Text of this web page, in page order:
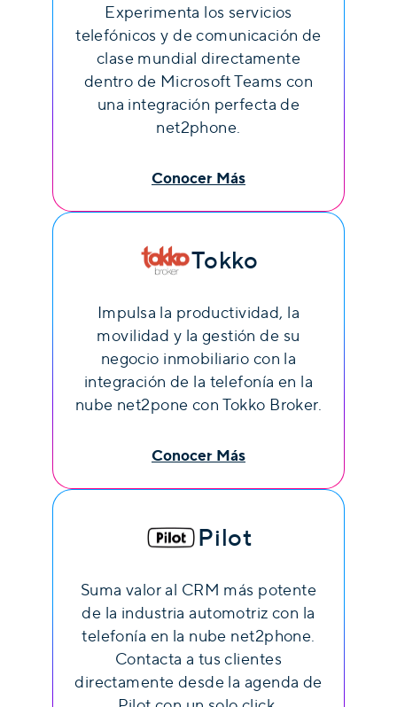
Experimenta los servicios
telefónicos y de comunicación de
clase mundial directamente
dentro de Microsoft Teams con
una integración perfecta de
net2phone.
Conocer Más
Tokko
Impulsa la productividad, la
movilidad y la gestión de su
negocio inmobiliario con la
integración de la telefonía en la
nube net2pone con Tokko Broker.
Conocer Más
Pilot
Suma valor al CRM más potente
de la industria automotriz con la
telefonía en la nube net2phone.
Contacta a tus clientes
directamente desde la agenda de